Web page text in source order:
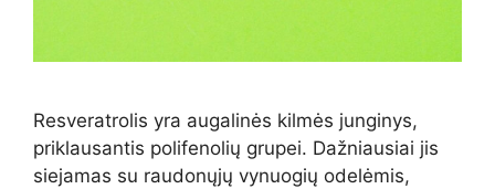
Resveratrolis yra augalinės kilmės junginys,
priklausantis polifenolių grupei. Dažniausiai jis
siejamas su raudonųjų vynuogių odelėmis,